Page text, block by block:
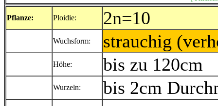
Pflanze: Ploidie: 2n=10
Wuchsform: strauchig
Höhe: bis zu 120cm
Wurzeln: bis 2cm